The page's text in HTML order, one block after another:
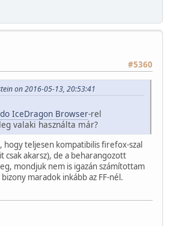
#5360
on 2016-05-13, 20:53:41
IceDragon Browser-rel
valaki használta már?
hogy teljesen kompatibilis firefox-szal
csak akarsz), de a beharangozott
mondjuk nem is igazán számítottam
maradok inkább az FF-nél.